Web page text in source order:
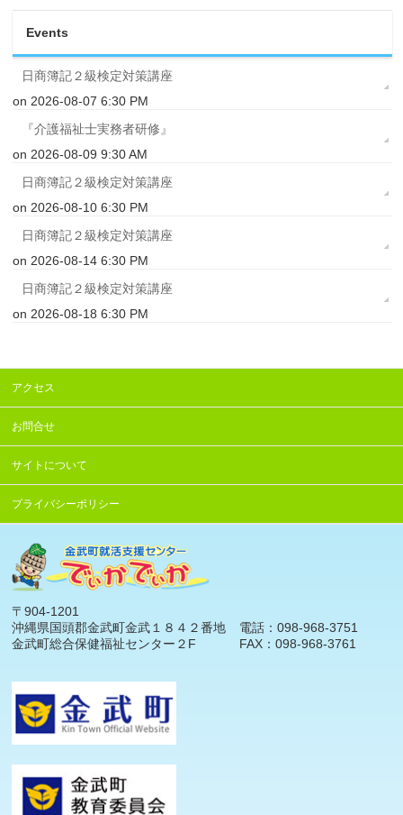
Events
日商簿記２級検定対策講座
on 2026-08-07 6:30 PM
『介護福祉士実務者研修』
on 2026-08-09 9:30 AM
日商簿記２級検定対策講座
on 2026-08-10 6:30 PM
日商簿記２級検定対策講座
on 2026-08-14 6:30 PM
日商簿記２級検定対策講座
on 2026-08-18 6:30 PM
アクセス
お問合せ
サイトについて
プライバシーポリシー
〒904-1201
沖縄県国頭郡金武町金武１８４２番地
金武町総合保健福祉センター２F
電話：098-968-3751
FAX：098-968-3761